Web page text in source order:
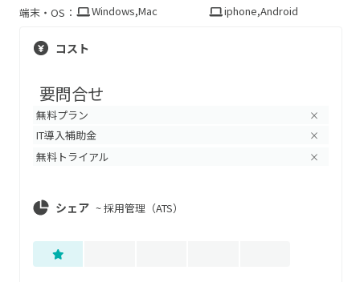
端末・OS：
Windows,Mac iphone,Android
コスト
要問合せ
無料プラン ×
IT導入補助金 ×
無料トライアル ×
シェア ~採用管理（ATS）